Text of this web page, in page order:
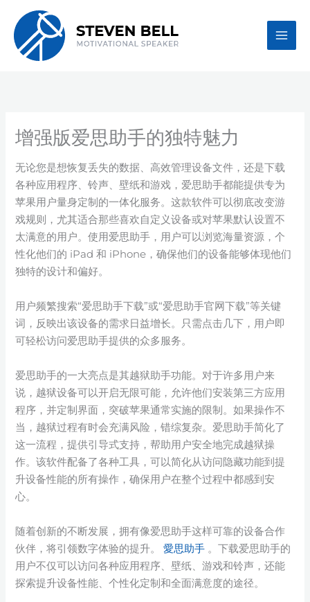
content
增强版爱思助手的独特魅力
无论您是想恢复丢失的数据、高效管理设备文件，还是下载
各种应用程序、铃声、壁纸和游戏，爱思助手都能提供专为
苹果用户量身定制的一体化服务。这款软件可以彻底改变游
戏规则，尤其适合那些喜欢自定义设备或对苹果默认设置不
太满意的用户。使用爱思助手，用户可以浏览海量资源，个
性化他们的 iPad 和 iPhone，确保他们的设备能够体现他们
独特的设计和偏好。
用户频繁搜索“爱思助手下载”或“爱思助手官网下载”等关键
词，反映出该设备的需求日益增长。只需点击几下，用户即
可轻松访问爱思助手提供的众多服务。
爱思助手的一大亮点是其越狱助手功能。对于许多用户来
说，越狱设备可以开启无限可能，允许他们安装第三方应用
程序，并定制界面，突破苹果通常实施的限制。如果操作不
当，越狱过程有时会充满风险，错综复杂。爱思助手简化了
这一流程，提供引导式支持，帮助用户安全地完成越狱操
作。该软件配备了各种工具，可以简化从访问隐藏功能到提
升设备性能的所有操作，确保用户在整个过程中都感到安
心。
随着创新的不断发展，拥有像爱思助手这样可靠的设备合作
伙伴，将引领数字体验的提升。愛思助手 。下载爱思助手的
用户不仅可以访问各种应用程序、壁纸、游戏和铃声，还能
探索提升设备性能、个性化定制和全面满意度的途径。